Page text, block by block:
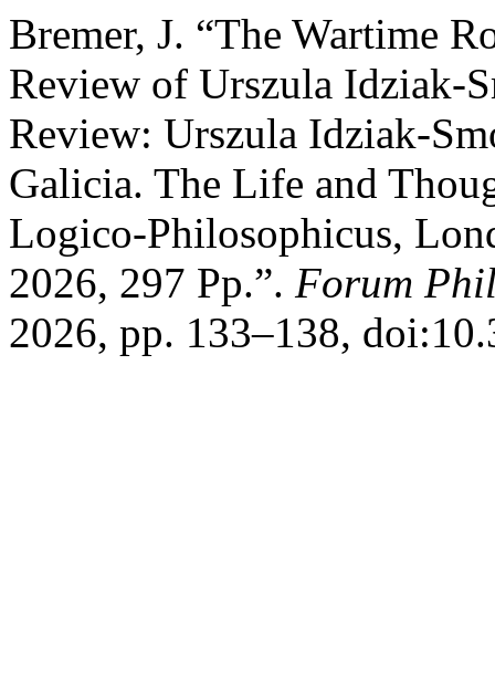
Bremer, J. “The Wartime
Review of Urszula
Review: Urszula
Galicia. The Life and
Logico‑Philosophicus,
2026, 297 Pp.”. Forum
2026, pp. 133–138,